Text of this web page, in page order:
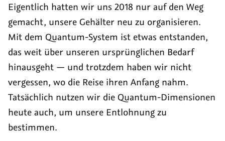
Eigentlich hatten wir uns 2018 nur auf den Weg
gemacht, unsere Gehälter neu zu organisieren.
Mit dem Quantum-System ist etwas entstanden,
das weit über unseren ursprünglichen Bedarf
hinausgeht — und trotzdem haben wir nicht
vergessen, wo die Reise ihren Anfang nahm.
Tatsächlich nutzen wir die Quantum-Dimensionen
heute auch, um unsere Entlohnung zu
bestimmen.